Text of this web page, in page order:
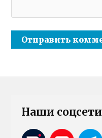
Наши соцсети